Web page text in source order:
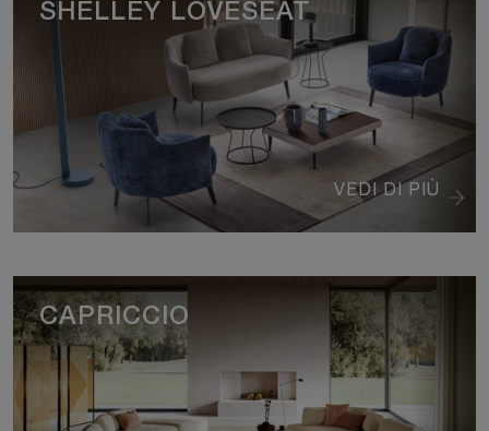
VEDI DI PIÙ
SHELLEY LOVESEAT
CAPRICCIO